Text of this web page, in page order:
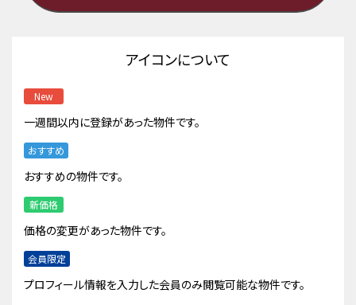
アイコンについて
New
一週間以内に登録があった物件です。
おすすめ
おすすめの物件です。
新価格
価格の変更があった物件です。
会員限定
プロフィール情報を入力した会員のみ閲覧可能な物件です。